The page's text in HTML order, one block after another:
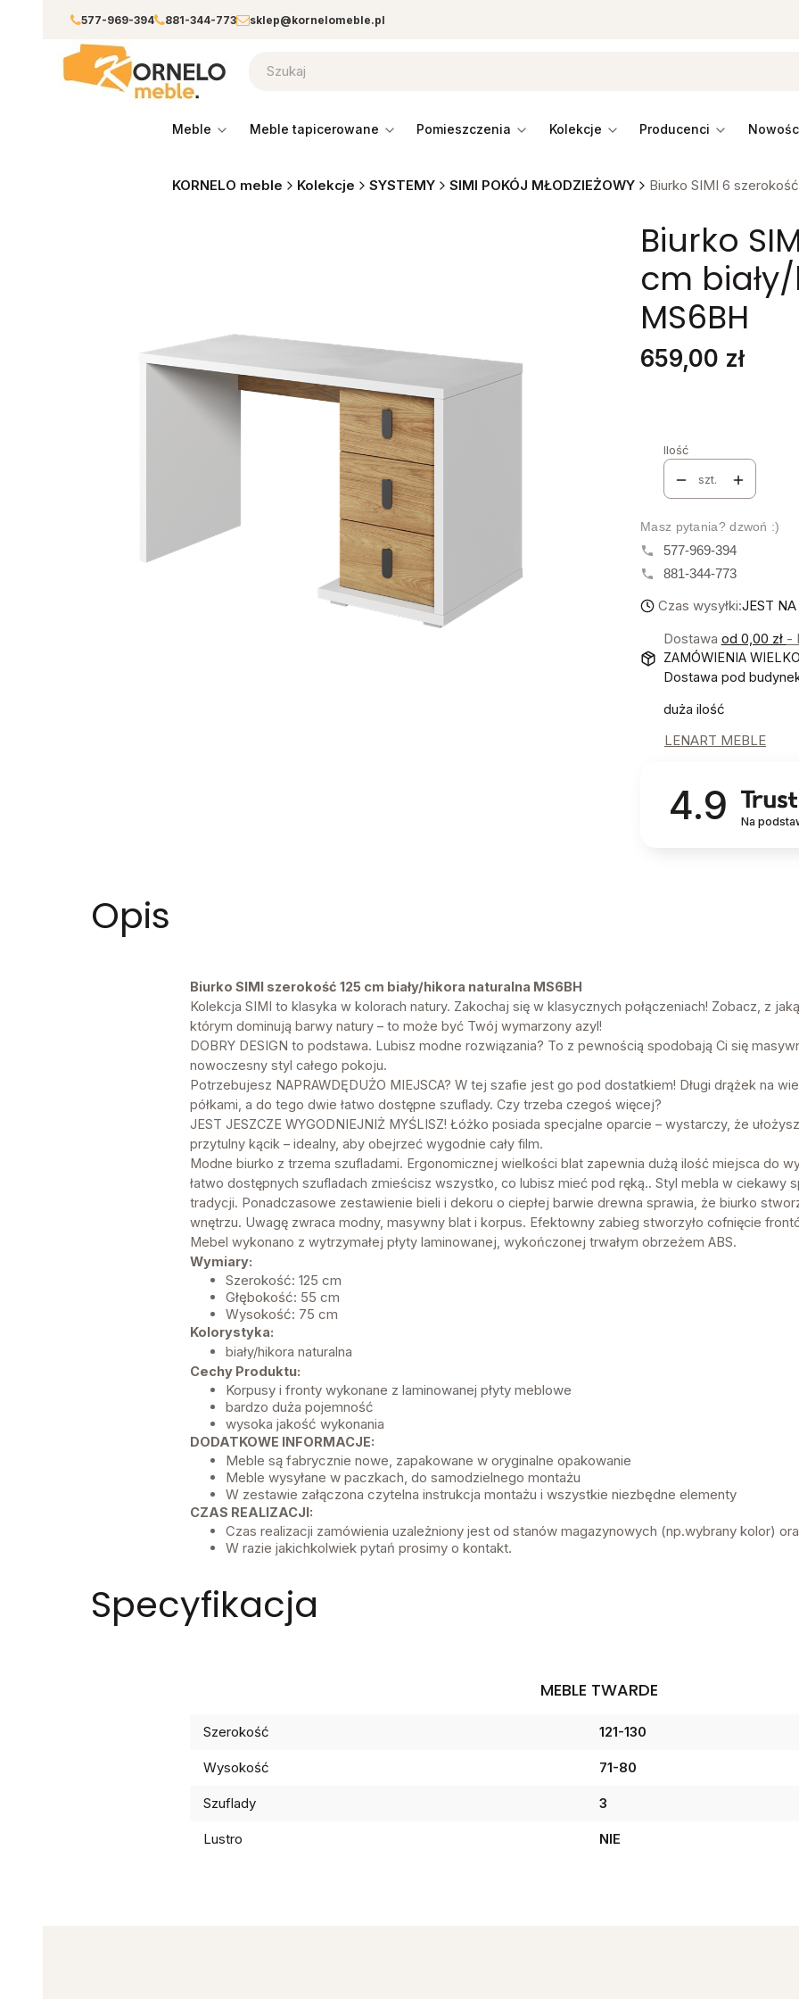
577-969-394 881-344-773 sklep@kornelomeble.pl
meble meble tapicerowane pomieszczenia kolekcje producenci
KORNELO meble Kolekcje SYSTEMY SIMI POKÓJ MŁODZIEŻOWY Biurko SIMI 6
Biurko
cm
MS6BH
Cena
659,00 zł
Ilość
szt.
Masz pytania? dzwoń :)
577-969-394
881-344-773
Czas wysyłki:JEST
Dostawa od 0,00 zł -
ZAMÓWIENIA
Dostawa pod
duża ilość
LENART MEBLE
4.9 Na
Opis
Biurko SIMI szerokość 125 cm biały/hikora naturalna MS6BH
Kolekcja SIMI to klasyka w kolorach natury. Zakochaj się w klasycznych połączeniach! Zobacz, z
którym dominują barwy natury – to może być Twój wymarzony azyl!
DOBRY DESIGN to podstawa. Lubisz modne rozwiązania? To z pewnością spodobają Ci się
nowoczesny styl całego pokoju.
Potrzebujesz NAPRAWDĘDUŻO MIEJSCA? W tej szafie jest go pod dostatkiem! Długi drążek na
półkami, a do tego dwie łatwo dostępne szuflady. Czy trzeba czegoś więcej?
JEST JESZCZE WYGODNIEJNIŻ MYŚLISZ! Łóżko posiada specjalne oparcie – wystarczy, że
przytulny kącik – idealny, aby obejrzeć wygodnie cały film.
Modne biurko z trzema szufladami. Ergonomicznej wielkości blat zapewnia dużą ilość miejsca do
łatwo dostępnych szufladach zmieścisz wszystko, co lubisz mieć pod ręką.. Styl mebla w ciekawy
tradycji. Ponadczasowe zestawienie bieli i dekoru o ciepłej barwie drewna sprawia, że biurko
wnętrzu. Uwagę zwraca modny, masywny blat i korpus. Efektowny zabieg stworzyło cofnięcie
Mebel wykonano z wytrzymałej płyty laminowanej, wykończonej trwałym obrzeżem ABS.
Wymiary:
Szerokość: 125 cm
Głębokość: 55 cm
Wysokość: 75 cm
Kolorystyka:
biały/hikora naturalna
Cechy Produktu:
Korpusy i fronty wykonane z laminowanej płyty meblowe
bardzo duża pojemność
wysoka jakość wykonania
DODATKOWE INFORMACJE:
Meble są fabrycznie nowe, zapakowane w oryginalne opakowanie
Meble wysyłane w paczkach, do samodzielnego montażu
W zestawie załączona czytelna instrukcja montażu i wszystkie niezbędne elementy
CZAS REALIZACJI:
Czas realizacji zamówienia uzależniony jest od stanów magazynowych (np.wybrany kolor)
W razie jakichkolwiek pytań prosimy o kontakt.
Specyfikacja
MEBLE TWARDE
Szerokość 121-130
Wysokość 71-80
Szuflady 3
Lustro NIE